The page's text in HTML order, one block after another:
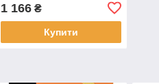
1 166₴
Купити